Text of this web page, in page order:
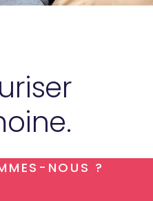
NOUS ?